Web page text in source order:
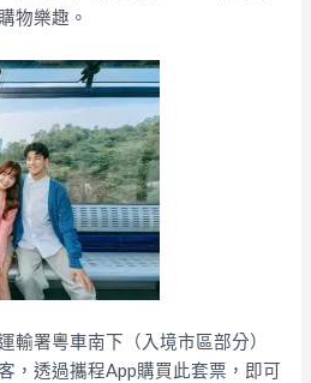
物樂趣。
輸署粵車南下（入境市區部分）
，透過攜程App購買此套票，即可